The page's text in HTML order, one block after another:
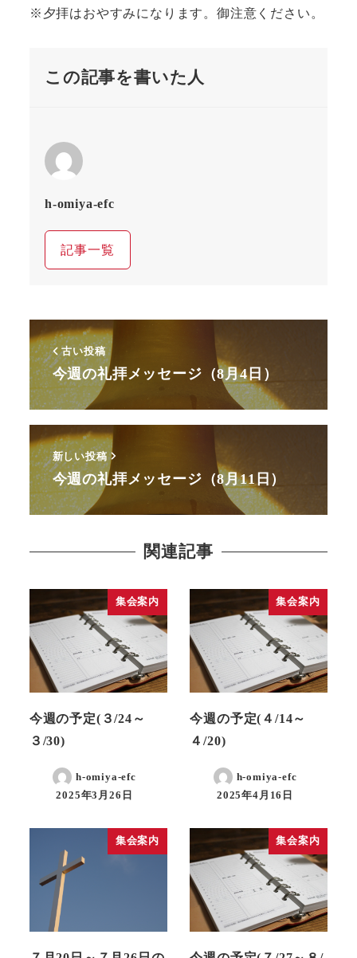
※夕拝はおやすみになります。御注意ください。
この記事を書いた人
h-omiya-efc
記事一覧
古い投稿
今週の礼拝メッセージ（8月4日）
新しい投稿
今週の礼拝メッセージ（8月11日）
関連記事
集会案内
今週の予定(３/24～
３/30)
h-omiya-efc
2025年3月26日
集会案内
今週の予定(４/14～
４/20)
h-omiya-efc
2025年4月16日
集会案内 集会案内